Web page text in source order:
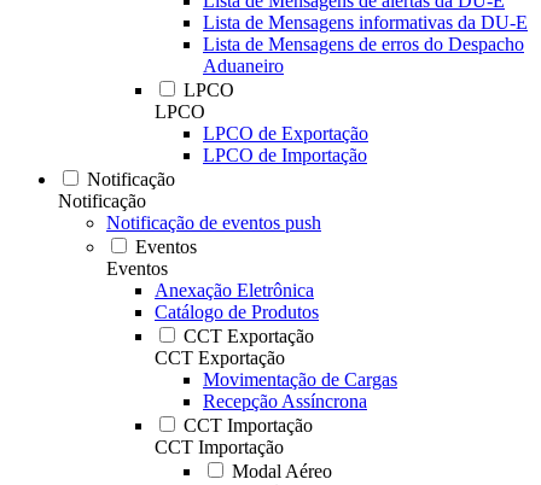
Lista de Mensagens informativas da DU-E
Lista de Mensagens de erros do Despacho
Aduaneiro
LPCO
LPCO
LPCO de Exportação
LPCO de Importação
Notificação
Notificação
Notificação de eventos push
Eventos
Eventos
Anexação Eletrônica
Catálogo de Produtos
CCT Exportação
CCT Exportação
Movimentação de Cargas
Recepção Assíncrona
CCT Importação
CCT Importação
Modal Aéreo